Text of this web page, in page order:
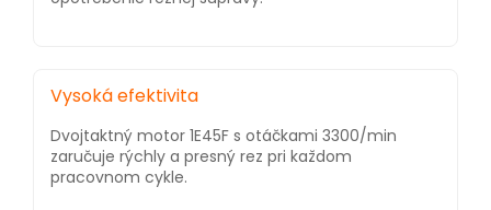
Vysoká efektivita
Dvojtaktný motor 1E45F s otáčkami 3300/min
zaručuje rýchly a presný rez pri každom
pracovnom cykle.